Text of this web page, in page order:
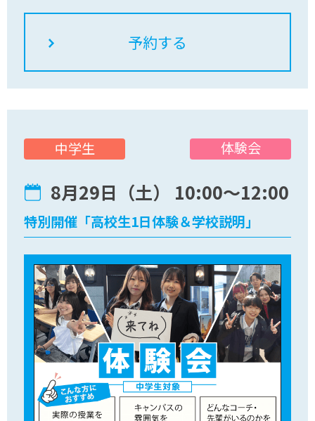
体験会
8月29日（土） 10:00〜12:00
中学生
特別開催「高校生1日体験＆学校説明」